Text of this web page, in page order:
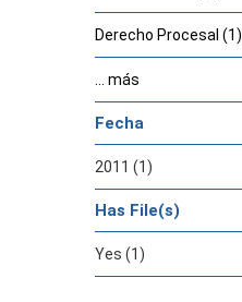
Derecho Procesal (1)
... más
Fecha
2011 (1)
Has File(s)
Yes (1)